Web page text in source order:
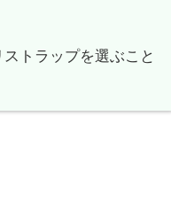
トラップを選ぶこと